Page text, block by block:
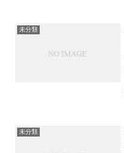
未分類
未分類